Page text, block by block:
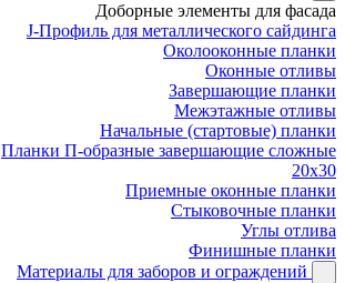
Доборные элементы для фасада
J-Профиль для металлического сайдинга
Околооконные планки
Оконные отливы
Завершающие планки
Межэтажные отливы
Начальные (стартовые) планки
Планки П-образные завершающие сложные
20x30
Приемные оконные планки
Стыковочные планки
Углы отлива
Финишные планки
Материалы для заборов и ограждений